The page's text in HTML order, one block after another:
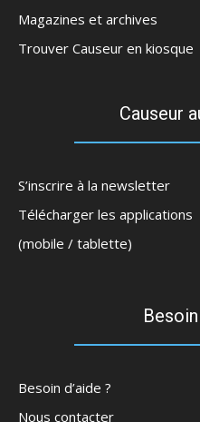
Magazines et archives
Trouver Causeur en kiosque
Causeur
S’inscrire à la newsletter
Télécharger les applications
(mobile / tablette)
Besoin
Besoin d’aide ?
Nous contacter